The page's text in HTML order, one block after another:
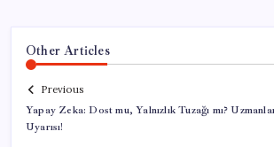
Other Articles
Previous
Yapay Zeka: Dost mu, Yalnızlık Tuzağı mı?
Uyarısı!